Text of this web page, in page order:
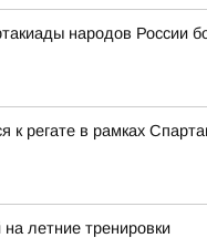
народов России
к регате в рамках
летние тренировки